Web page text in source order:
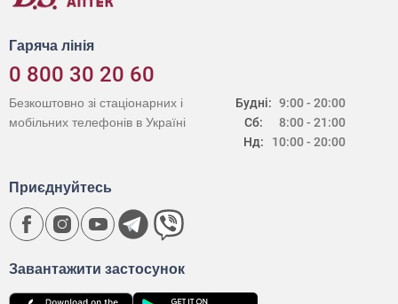
Гаряча лінія
0 800 30 20 60
Будні:
Сб:
Нд:
9:00 - 20:00
8:00 - 21:00
10:00 - 20:00
Безкоштовно зі стаціонарних і
мобільних телефонів в Україні
Завантажити застосунок
Приєднуйтесь